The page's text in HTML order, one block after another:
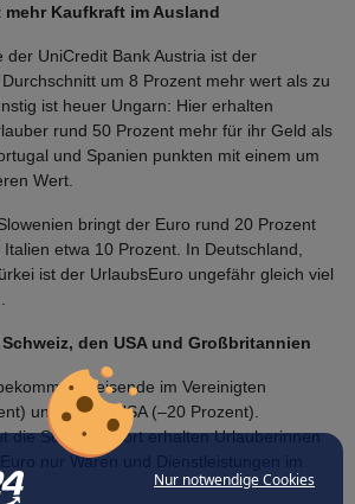
Nur notwendige Cookies
mehr Kaufkraft im Ausland
der UniCredit Bank Austria ist der
um 8 Prozent mehr wert als zu
ist heuer Ungarn: Hier erhalten
rund 50 Prozent mehr für ihr Geld als
und Spanien punkten mit einem um
Wert.
bringt der Euro rund 20 Prozent
etwa 10 Prozent. In Deutschland,
ist der UrlaubsEuro ungefähr gleich viel
den USA und Großbritannien
Reisende im Vereinigten
und in den USA (–20 Prozent).
die Schweiz: Dort erhalten Urlauberinnen
nur Waren und Dienstleistungen im